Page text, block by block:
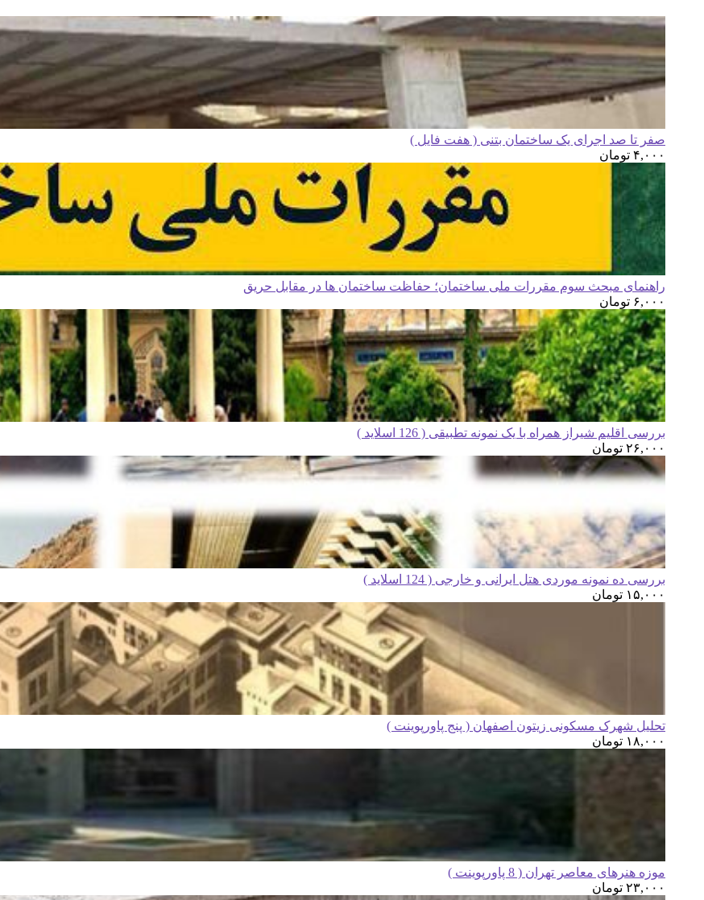
صفر تا صد اجرای یک ساختمان بتنی ( هفت فایل )
۴,۰۰۰ تومان
راهنمای مبحث سوم مقررات ملی ساختمان؛ حفاظت ساختمان ها در مقابل حریق
۶,۰۰۰ تومان
بررسی اقلیم شیراز همراه با یک نمونه تطبیقی ( 126 اسلاید )
۲۶,۰۰۰ تومان
بررسی ده نمونه موردی هتل ایرانی و خارجی ( 124 اسلاید )
۱۵,۰۰۰ تومان
تحلیل شهرک مسکونی زیتون اصفهان ( پنج پاورپوینت )
۱۸,۰۰۰ تومان
موزه هنرهای معاصر تهران ( 8 پاورپوینت )
۲۳,۰۰۰ تومان